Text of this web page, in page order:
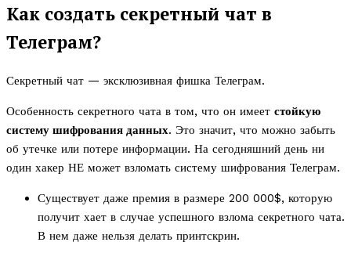
Как создать секретный чат в
Телеграм?
Секретный чат — эксклюзивная фишка Телеграм.
Особенность секретного чата в том, что он имеет стойкую
систему шифрования данных. Это значит, что можно забыть
об утечке или потере информации. На сегодняшний день ни
один хакер НЕ может взломать систему шифрования Телеграм.
Существует даже премия в размере 200 000$, которую
получит хает в случае успешного взлома секретного чата.
В нем даже нельзя делать принтскрин.